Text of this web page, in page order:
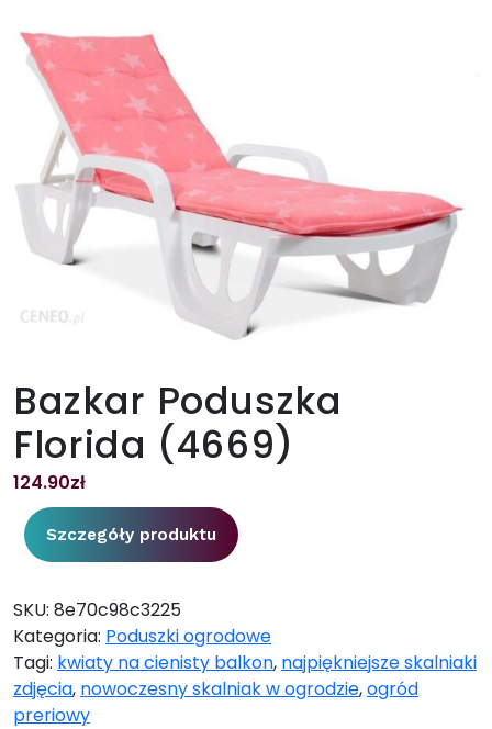
Bazkar Poduszka
Florida (4669)
124.90zł
Szczegóły produktu
SKU: 8e70c98c3225
Kategoria: Poduszki ogrodowe
Tagi: kwiaty na cienisty balkon, najpiękniejsze skalniaki
zdjęcia, nowoczesny skalniak w ogrodzie,ogród
preriowy